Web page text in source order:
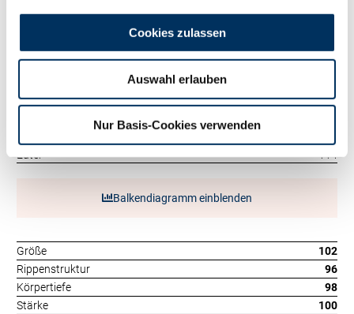
Cookies zulassen
Auswahl erlauben
Nur Basis-Cookies verwenden
RZE 111
Milchtyp
103
Euter
114
Balkendiagramm einblenden
Größe
102
Rippenstruktur
96
Körpertiefe
98
Stärke
100